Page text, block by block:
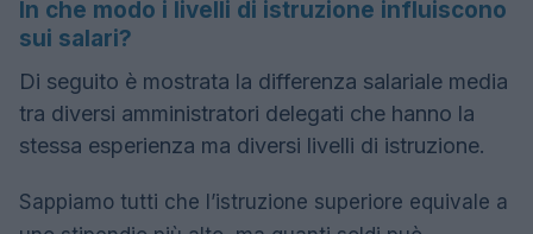
In che modo i livelli di istruzione influiscono
sui salari?
Di seguito è mostrata la differenza salariale media
tra diversi amministratori delegati che hanno la
stessa esperienza ma diversi livelli di istruzione.
Sappiamo tutti che l’istruzione superiore equivale a